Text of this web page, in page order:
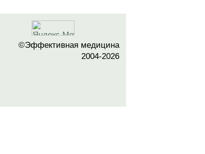
©Эффективная медицина
2004-2026